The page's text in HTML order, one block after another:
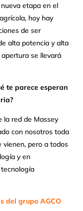
etapa en el
hoy hay
de ser
alta potencia y alta
se llevará
te parece esperan
la red de Massey
con nosotros toda
vienen, pero a todos
y en
del grupo AGCO